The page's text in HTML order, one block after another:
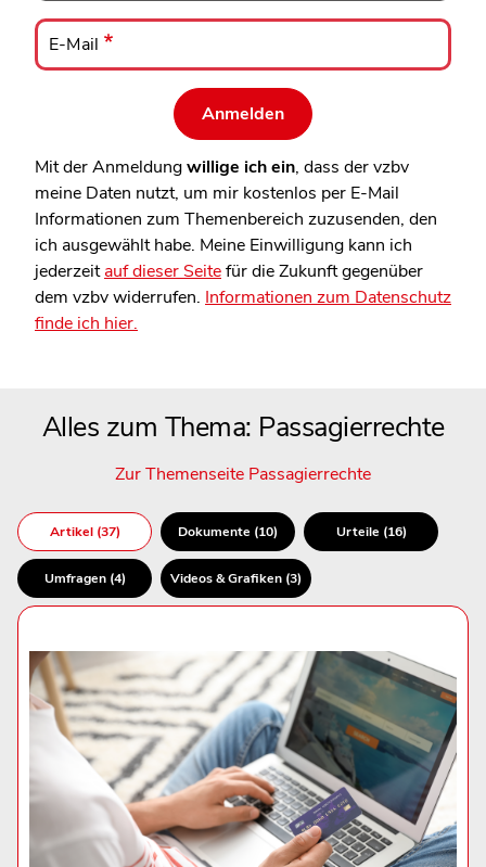
E-
Mail
E-Mail
Mit der Anmeldungwillige ich ein, dass der vzbv
meine Daten nutzt, um mir kostenlos per E-Mail
Informationen zum Themenbereich zuzusenden, den
ich ausgewählt habe. Meine Einwilligung kann ich
jederzeitauf dieser Seitefür die Zukunft gegenüber
dem vzbv widerrufen. Informationen zum Datenschutz
finde ich hier.
Alles zum Thema: Passagierrechte
Zur Themenseite Passagierrechte
Artikel (37) Dokumente (10) Urteile (16)
Umfragen (4) Videos & Grafiken (3)